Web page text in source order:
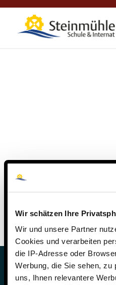
Wir schätzen Ihre
Wir und unsere Partner
Cookies und verarbeiten
die IP-Adresse oder
Werbung, die Sie sehen, zu
uns, Ihnen relevantere